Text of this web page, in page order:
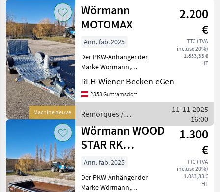
Catégorie 4 Pays Filtres
CHEMIN
ACTUEL
matériel
agricole
Remorques
Remorques
De Voitures
CHOISIR
UNE
CATÉGORIE
Wörmann
Réinitialiser
Afficher
résultats
Machine neuve
Wörmann
MOTOMAX
2.200
€
TTC (TVA
incluse 20%)
1.833,33 €
HT
Ann. fab. 2025
Der PKW-Anhänger der
Marke Wörmann,
Motorradtransporter,
Ausstellungsgerät, ist ein
hochfunktionaler
den Transport von einem
Motorrad kon
RLH Wiener Becken eGen
2353 Guntramsdorf
Remorques /
Wörmann
11-11-2025
16:00
Wörmann WOOD
STAR RK
7523/125
1.300
€
TTC (TVA
incluse 20%)
1.083,33 €
HT
Ann. fab. 2025
Der PKW-Anhänger der
Marke Wörmann,